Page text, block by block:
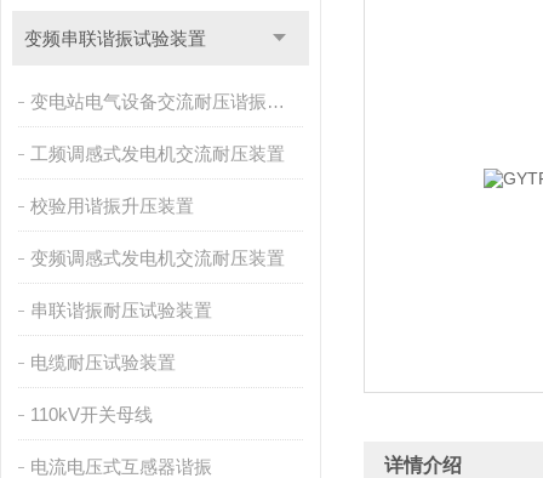
变频串联谐振试验装置
变电站电气设备交流耐压谐振装置
工频调感式发电机交流耐压装置
校验用谐振升压装置
变频调感式发电机交流耐压装置
串联谐振耐压试验装置
电缆耐压试验装置
110kV开关母线
电流电压式互感器谐振 详情介绍